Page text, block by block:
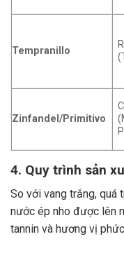
Tempranillo
Zinfandel/Primitivo
4. Quy trình sản
So với vang trắng, quá
nước ép nho được lên
tannin và hương vị